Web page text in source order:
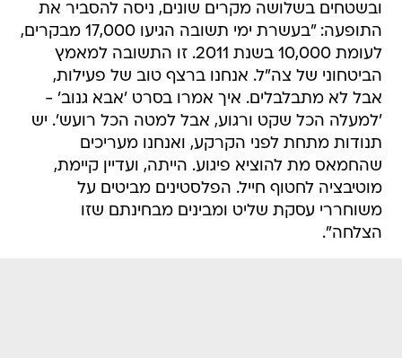
ובשטחים בשלושה מקרים שונים, ניסה להסביר את
התופעה: "בעשרת ימי תשובה הגיעו 17,000 מבקרים,
לעומת 10,000 בשנת 2011. זו התשובה למאמץ
הביטחוני של צה"ל. אנחנו ברצף טוב של פעילות,
אבל לא מתבלבלים. איך אמרו בסרט 'אבא גנוב' -
'למעלה הכל שקט ורגוע, אבל למטה הכל רועש'. יש
תנודות מתחת לפני הקרקע, ואנחנו מעריכים
שהחמאס מת להוציא פיגוע. הייתה, ועדיין קיימת,
מוטיבציה לחטוף חייל. הפלסטינים מביטים על
משוחררי עסקת שליט ומבינים מבחינתם שזו
הצלחה".